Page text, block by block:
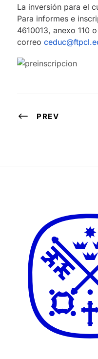
La inversión para el
Para informes e
4610013, anexo 110
correo
PREV